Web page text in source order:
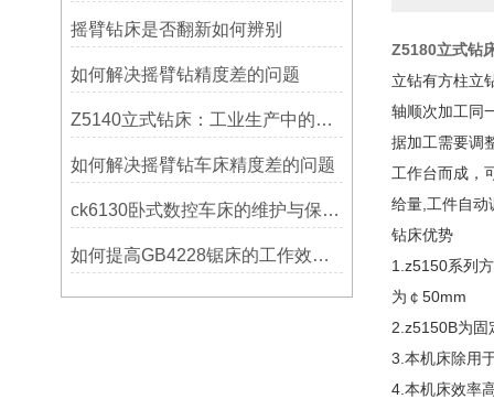
摇臂钻床是否翻新如何辨别
如何解决摇臂钻精度差的问题
Z5140立式钻床：工业生产中的得力助手
如何解决摇臂钻车床精度差的问题
ck6130卧式数控车床的维护与保养策略
如何提高GB4228锯床的工作效率？
Z5180立式钻
立钻有方柱立
轴顺次加工同
据加工需要调
工作台而成，
给量,工件自动
钻床优势
1.z5150系列
为￠50mm
2.z5150B为固
3.本机床除用
4.本机床效率